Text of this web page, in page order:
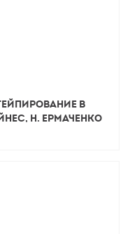
в
Н. Ермаченко